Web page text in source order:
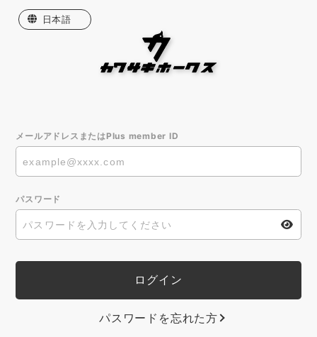
日本語
メールアドレスまたはPlus member ID
パスワード
パスワードを忘れた方